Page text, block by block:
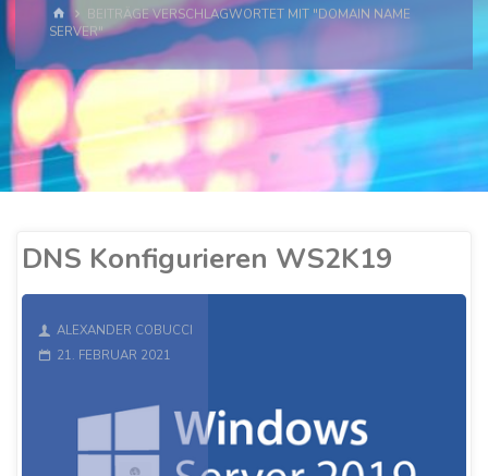
STARTBEITRÄGE VERSCHLAGWORTET MIT "DOMAIN NAME
SERVER"
DNS Konfigurieren WS2K19
ALEXANDER COBUCCI
21. FEBRUAR 2021